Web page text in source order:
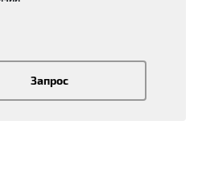
Запрос